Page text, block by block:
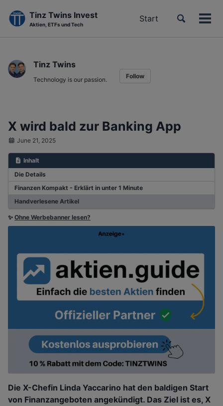
primary
navigation
content
footer
Tinz Twins Invest
Aktien, ETFs und Tech
Start
Toggle
Tinz Twins
Technology is our passion. Follow
X wird bald zur Banking App
June 21, 2025
Inhalt
Die Details
Finanzen Kompakt - Erklärt in unter 1 Minute
Handverlesene Artikel
✨ Ohne Werbebanner lesen?
Die X-Chefin Linda Yaccarino hat den baldigen Start
von Finanzangeboten angekündigt. Das Ziel ist es, X